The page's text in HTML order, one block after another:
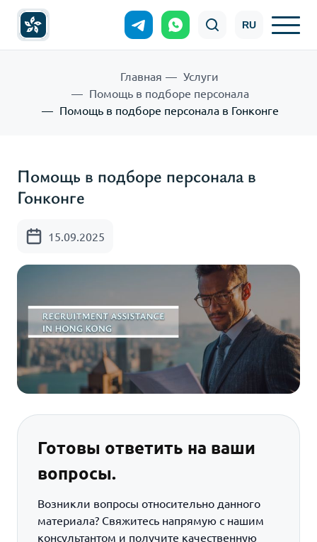
RU
Главная
Услуги
Помощь в подборе персонала
Помощь в подборе персонала в Гонконге
Помощь в подборе персонала в
Гонконге
15.09.2025
Готовы ответить на ваши
вопросы.
Возникли вопросы относительно данного
материала? Свяжитесь напрямую с нашим
консультантом и получите качественную